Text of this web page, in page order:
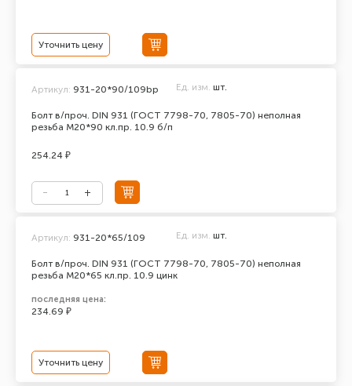
Уточнить цену
Болт в/проч. DIN 931 (ГОСТ 7798-70, 7805-70) неполная
резьба М20*90 кл.пр. 10.9 б/п
Артикул: 931-20*90/109bp Ед. изм. шт.
254.24 ₽
Болт в/проч. DIN 931 (ГОСТ 7798-70, 7805-70) неполная
резьба М20*65 кл.пр. 10.9 цинк
Артикул: 931-20*65/109 Ед. изм. шт.
последняя цена:
234.69 ₽
Уточнить цену